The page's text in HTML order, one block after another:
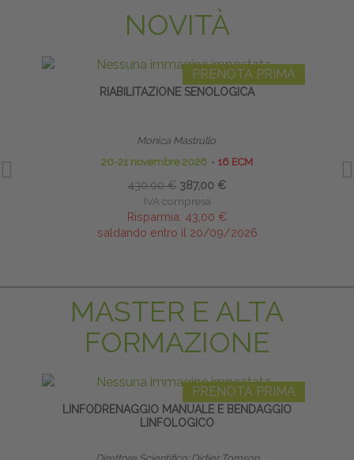
NOVITÀ
PRENOTA PRIMA
RIABILITAZIONE SENOLOGICA
Monica Mastrullo
20-21 novembre 2026 ∙ 16 ECM
430,00 € 387,00 €
IVA compresa
Risparmia: 43,00 €
saldando entro il 20/09/2026
MASTER E ALTA
FORMAZIONE
PRENOTA PRIMA
LINFODRENAGGIO MANUALE E BENDAGGIO
LINFOLOGICO